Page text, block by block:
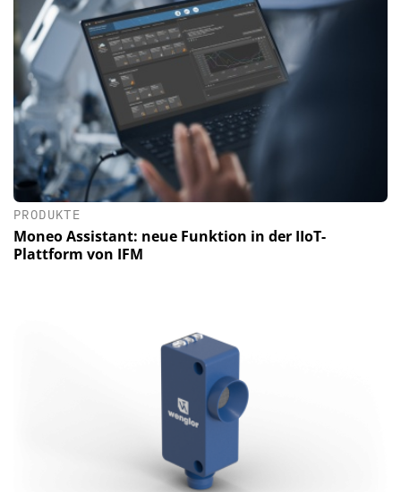
PRODUKTE
Moneo Assistant: neue Funktion in der IIoT-
Plattform von IFM